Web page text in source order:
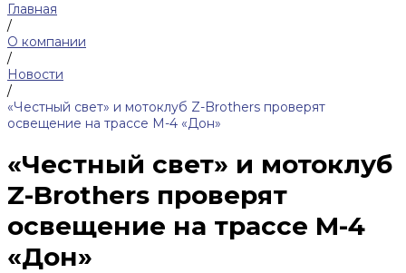
Главная
/
О компании
/
Новости
/
«Честный свет» и мотоклуб Z-Brothers проверят
освещение на трассе М-4 «Дон»
«Честный свет» и мотоклуб
Z-Brothers проверят
освещение на трассе М-4
«Дон»